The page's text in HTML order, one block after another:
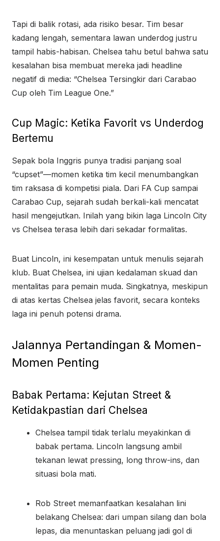
Tapi di balik rotasi, ada risiko besar. Tim besar
kadang lengah, sementara lawan underdog justru
tampil habis-habisan. Chelsea tahu betul bahwa satu
kesalahan bisa membuat mereka jadi headline
negatif di media: “Chelsea Tersingkir dari Carabao
Cup oleh Tim League One.”
Cup Magic: Ketika Favorit vs Underdog
Bertemu
Sepak bola Inggris punya tradisi panjang soal
“cupset”—momen ketika tim kecil menumbangkan
tim raksasa di kompetisi piala. Dari FA Cup sampai
Carabao Cup, sejarah sudah berkali-kali mencatat
hasil mengejutkan. Inilah yang bikin laga Lincoln City
vs Chelsea terasa lebih dari sekadar formalitas.
Buat Lincoln, ini kesempatan untuk menulis sejarah
klub. Buat Chelsea, ini ujian kedalaman skuad dan
mentalitas para pemain muda. Singkatnya, meskipun
di atas kertas Chelsea jelas favorit, secara konteks
laga ini penuh potensi drama.
Jalannya Pertandingan & Momen-
Momen Penting
Babak Pertama: Kejutan Street &
Ketidakpastian dari Chelsea
Chelsea tampil tidak terlalu meyakinkan di
babak pertama. Lincoln langsung ambil
tekanan lewat pressing, long throw-ins, dan
situasi bola mati.
Rob Street memanfaatkan kesalahan lini
belakang Chelsea: dari umpan silang dan bola
lepas, dia menuntaskan peluang jadi gol di